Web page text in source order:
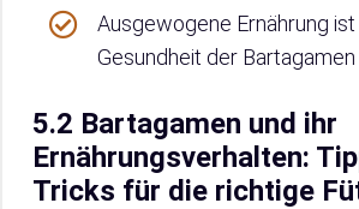
Ausgewogene Ernährung
Gesundheit der Bartagamen
5.2 Bartagamen und ihr
Ernährungsverhalten:
Tricks für die richtige